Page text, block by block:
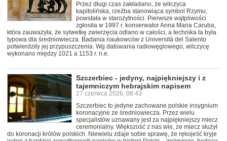
Przez długi czas zakładano, że wilczyca
kapitolińska, rzeźba stanowiąca symbol Rzymu,
powstała w starożytności. Pierwsze wątpliwości
zgłosiła w 1997 r. konserwator Anna Maria Caruba,
która zauważyła, że sylwetkę zwierzęcia odlano w całości, a technika ta była
typowa dla średniowiecza. Badania naukowców z Università del Salento
potwierdziły jej przypuszczenia. Wg datowania radiowęglowego, wilczycę
wykonano między 1021 a 1153 r. n.e.
Szczerbiec - jedyny, najpiękniejszy i z
tajemniczym hebrajskim napisem
27 czerwca 2026, 08:43
Szczerbiec to jedyne zachowane polskie insygnium
koronacyjne ze średniowiecza. Przez wielu
specjalistów uznawany jest za najpiękniejszy miecz
ceremonialny. Większość z nas wie, że miecz służył
do koronacji królów polskich. Niewielu zdaje sobie sprawę, że rękojeść kryje